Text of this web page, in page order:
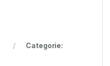
Categorie: